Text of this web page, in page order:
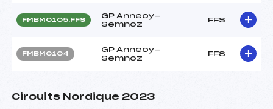
FMBM0105.FFS
GP Annecy-
Semnoz
FFS
FMBM0104
GP Annecy-
Semnoz
FFS
Circuits Nordique 2023